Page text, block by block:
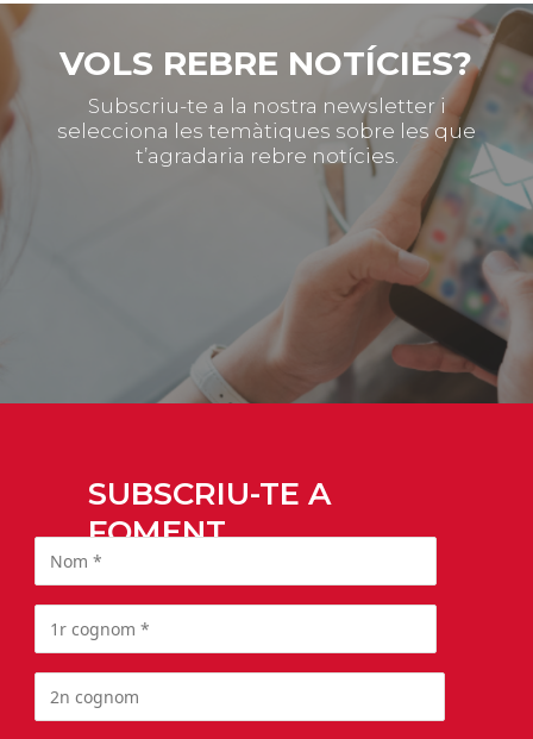
VOLS REBRE NOTÍCIES?
Subscriu-te a la nostra newsletter i
selecciona les temàtiques sobre les que
t’agradaria rebre notícies.
SUBSCRIU-TE A
FOMENT